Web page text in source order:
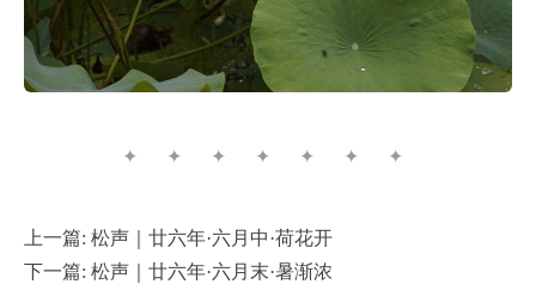
✦ ✦ ✦ ✦ ✦ ✦ ✦
上一篇: 松声｜廿六年·六月中·荷花开
下一篇: 松声｜廿六年·六月末·暑渐浓